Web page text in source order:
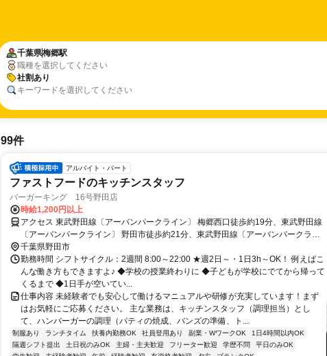
千葉県梅郷駅
職種を選択してください
社割あり
キーワードを選択してください
99件
アルバイト・パート
ファストフードのキッチンスタッフ
バーガーキング 16号野田店
時給1,200円以上
アクセス 東武野田線〔アーバンパークライン〕 梅郷西口徒歩約19分、東武野田線
〔アーバンパークライン〕 野田市徒歩約21分、東武野田線〔アーバンパークライ
ン〕 愛宕（千葉県）東口徒歩約34分 東武 アーバンパークライン 梅郷駅 徒歩20分
千葉県野田市
勤務時間 シフトサイクル：2週間 8:00～22:00 ★週2日～・1日3h～OK！ 例えばこ
んな働き方もできますよ♪ ◆学校の授業終わりに ◆子どもが学校にでてから帰って
くるまで ◆1日手が空いてい...
仕事内容 未経験者でも安心して働けるマニュアルや研修が充実しています！まず
はお気軽にご応募ください。 主な業務は、キッチンスタッフ（調理担当）とし
て、ハンバーガーの調理（パティの焼成、バンズの準備、ト...
制服あり ランチタイム 扶養内勤務OK 社員登用あり 副業・WワークOK
1日4時間以内OK
隔週シフト提出
土日祝のみOK 主婦・主夫歓迎 フリーター歓迎 学歴不問
平日のみOK